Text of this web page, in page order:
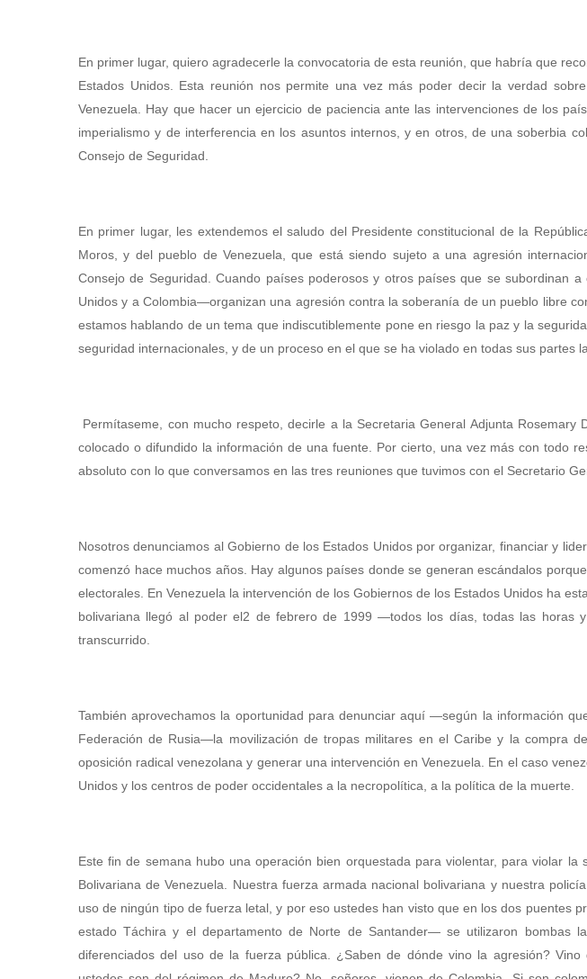
En primer lugar, quiero agradecerle la convocatoria de esta reunión, que habría que
Estados Unidos. Esta reunión nos permite una vez más poder decir la verdad
Venezuela. Hay que hacer un ejercicio de paciencia ante las intervenciones de los
imperialismo y de interferencia en los asuntos internos, y en otros, de una soberbia
Consejo de Seguridad.
En primer lugar, les extendemos el saludo del Presidente constitucional de la
Moros, y del pueblo de Venezuela, que está siendo sujeto a una agresión
Consejo de Seguridad. Cuando países poderosos y otros países que se subordinan
Unidos y a Colombia—organizan una agresión contra la soberanía de un pueblo libre
estamos hablando de un tema que indiscutiblemente pone en riesgo la paz y la
seguridad internacionales, y de un proceso en el que se ha violado en todas sus partes
Permítaseme, con mucho respeto, decirle a la Secretaria General Adjunta Rosemary
colocado o difundido la información de una fuente. Por cierto, una vez más con todo
absoluto con lo que conversamos en las tres reuniones que tuvimos con el Secretario
Nosotros denunciamos al Gobierno de los Estados Unidos por organizar, financiar y
comenzó hace muchos años. Hay algunos países donde se generan escándalos
electorales. En Venezuela la intervención de los Gobiernos de los Estados Unidos ha
bolivariana llegó al poder el2 de febrero de 1999 —todos los días, todas las horas
transcurrido.
También aprovechamos la oportunidad para denunciar aquí —según la información
Federación de Rusia—la movilización de tropas militares en el Caribe y la compra
oposición radical venezolana y generar una intervención en Venezuela. En el caso
Unidos y los centros de poder occidentales a la necropolítica, a la política de la muerte.
Este fin de semana hubo una operación bien orquestada para violentar, para violar
Bolivariana de Venezuela. Nuestra fuerza armada nacional bolivariana y nuestra
uso de ningún tipo de fuerza letal, y por eso ustedes han visto que en los dos puentes
estado Táchira y el departamento de Norte de Santander— se utilizaron bombas
diferenciados del uso de la fuerza pública. ¿Saben de dónde vino la agresión?